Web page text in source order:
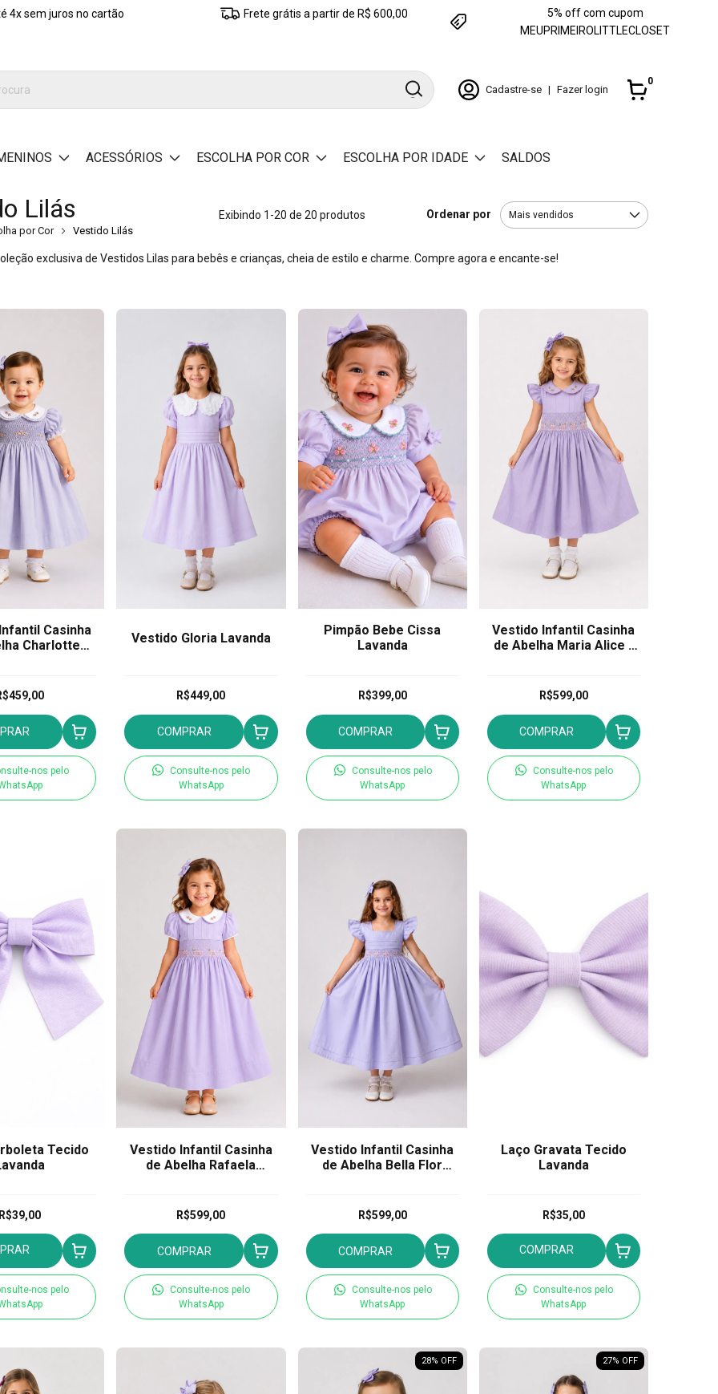
4x sem juros no cartão Frete grátis a partir de R$ 600,00
5% off com cupom
MEUPRIMEIROLITTLECLOSET
Cadastre-se | Fazer login
0
ACESSÓRIOS ESCOLHA POR COR ESCOLHA POR IDADE SALDOS
Lilás
por Cor Vestido Lilás
Exibindo 1-20 de 20 produtos Ordenar por
exclusiva de Vestidos Lilas para bebês e crianças, cheia de estilo e charme. Compre agora e encante-se!
Casinha
Charlotte
nos pelo
Vestido Gloria Lavanda
R$449,00
COMPRAR
Consulte-nos pelo
WhatsApp
Pimpão Bebe Cissa
Lavanda
R$399,00
COMPRAR
Consulte-nos pelo
WhatsApp
Vestido Infantil Casinha
de Abelha Maria Alice -
R$599,00
COMPRAR
Consulte-nos pelo
WhatsApp
Tecido
nos pelo
Vestido Infantil Casinha
de Abelha Rafaela
R$599,00
COMPRAR
Consulte-nos pelo
WhatsApp
Vestido Infantil Casinha
de Abelha Bella Flor
R$599,00
COMPRAR
Consulte-nos pelo
WhatsApp
Laço Gravata Tecido
Lavanda
R$35,00
COMPRAR
Consulte-nos pelo
WhatsApp
28% OFF 27% OFF